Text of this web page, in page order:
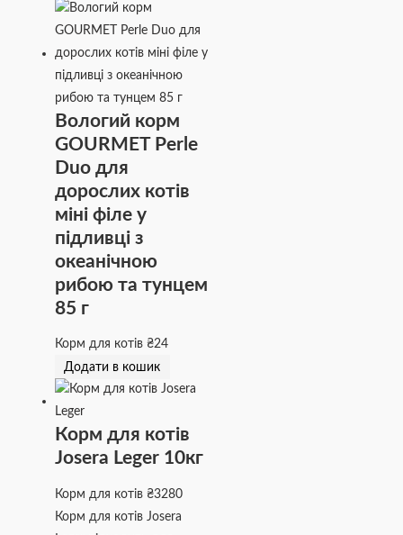
Вологий корм
GOURMET Perle
Duo для
дорослих котів
міні філе у
підливці з
океанічною
рибою та тунцем
85 г
Корм для котів₴24
Додати в кошик
Корм для котів
Josera Leger 10кг
Корм для котів₴3280
Корм для котів Josera